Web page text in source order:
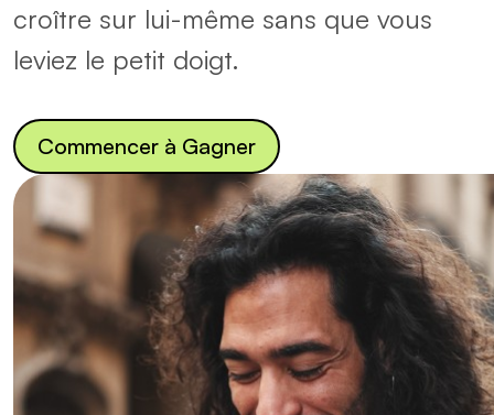
croître sur lui-même sans que vous
leviez le petit doigt.
Commencer à Gagner